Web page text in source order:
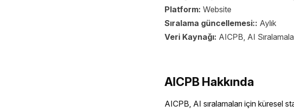
Platform: Website
Sıralama güncellemesi:: Aylık
Veri Kaynağı: AICPB, AI
AICPB Hakkında
AICPB, AI sıralamaları için küresel